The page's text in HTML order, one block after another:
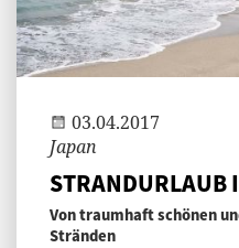
03.04.2017
Japan
STRANDURLAUB
Von traumhaft schönen
Stränden